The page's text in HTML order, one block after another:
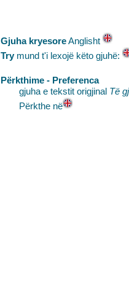
Gjuha kryesore‎Anglisht
Trymund t'i lexojë këto gjuhë:
Përkthime - Preferenca
gjuha e tekstit origjinal Të
Përkthe në